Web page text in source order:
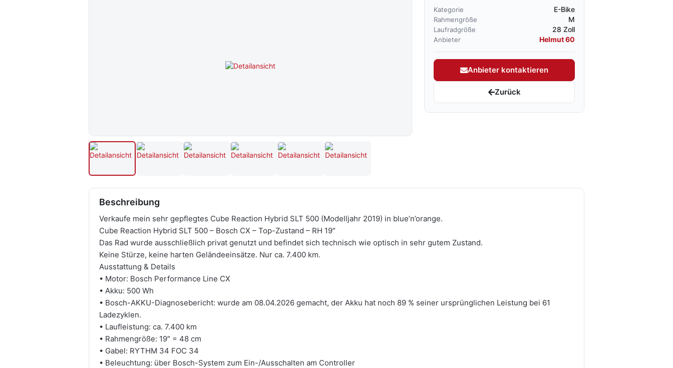
Kategorie E-Bike
Rahmengröße M
Laufradgröße 28 Zoll
Anbieter Helmut 60
Anbieter kontaktieren
Zurück
Beschreibung
Verkaufe mein sehr gepflegtes Cube Reaction Hybrid SLT 500 (Modelljahr 2019) in blue’n’orange.
Cube Reaction Hybrid SLT 500 – Bosch CX – Top-Zustand – RH 19″
Das Rad wurde ausschließlich privat genutzt und befindet sich technisch wie optisch in sehr gutem Zustand.
Keine Stürze, keine harten Geländeeinsätze. Nur ca. 7.400 km.
Ausstattung & Details
• Motor: Bosch Performance Line CX
• Akku: 500 Wh
• Bosch-AKKU-Diagnosebericht: wurde am 08.04.2026 gemacht, der Akku hat noch 89 % seiner ursprünglichen Leistung bei 61
Ladezyklen.
• Laufleistung: ca. 7.400 km
• Rahmengröße: 19″ = 48 cm
• Gabel: RYTHM 34 FOC 34
• Beleuchtung: über Bosch-System zum Ein-/Ausschalten am Controller